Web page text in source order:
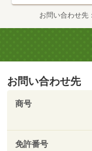
お問い合わせ先
お問い合わせ先
商号
免許番号